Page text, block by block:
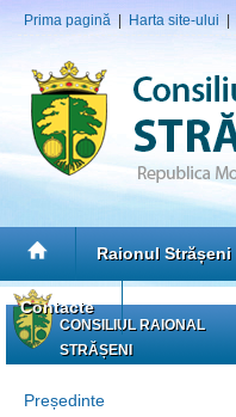
Prima pagină Harta site-ului
Raionul Strășeni
Contacte
CONSILIUL RAIONAL
STRĂȘENI
Președinte